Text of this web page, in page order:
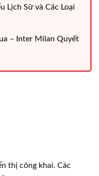
Lịch Sử và Các Loại
– Inter Milan Quyết
thị công khai. Các